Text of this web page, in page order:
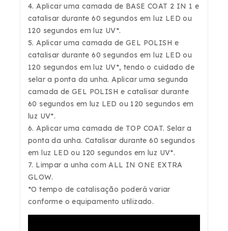
4. Aplicar uma camada de BASE COAT 2 IN 1 e
catalisar durante 60 segundos em luz LED ou
120 segundos em luz UV*.
5. Aplicar uma camada de GEL POLISH e
catalisar durante 60 segundos em luz LED ou
120 segundos em luz UV*, tendo o cuidado de
selar a ponta da unha. Aplicar uma segunda
camada de GEL POLISH e catalisar durante
60 segundos em luz LED ou 120 segundos em
luz UV*.
6. Aplicar uma camada de TOP COAT. Selar a
ponta da unha. Catalisar durante 60 segundos
em luz LED ou 120 segundos em luz UV*.
7. Limpar a unha com ALL IN ONE EXTRA
GLOW.
*O tempo de catalisação poderá variar
conforme o equipamento utilizado.